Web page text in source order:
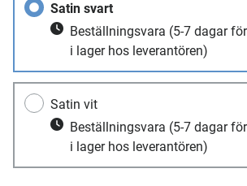
Satin svart
Beställningsvara (5-7 dagar
i lager hos leverantören)
Satin vit
Beställningsvara (5-7 dagar
i lager hos leverantören)